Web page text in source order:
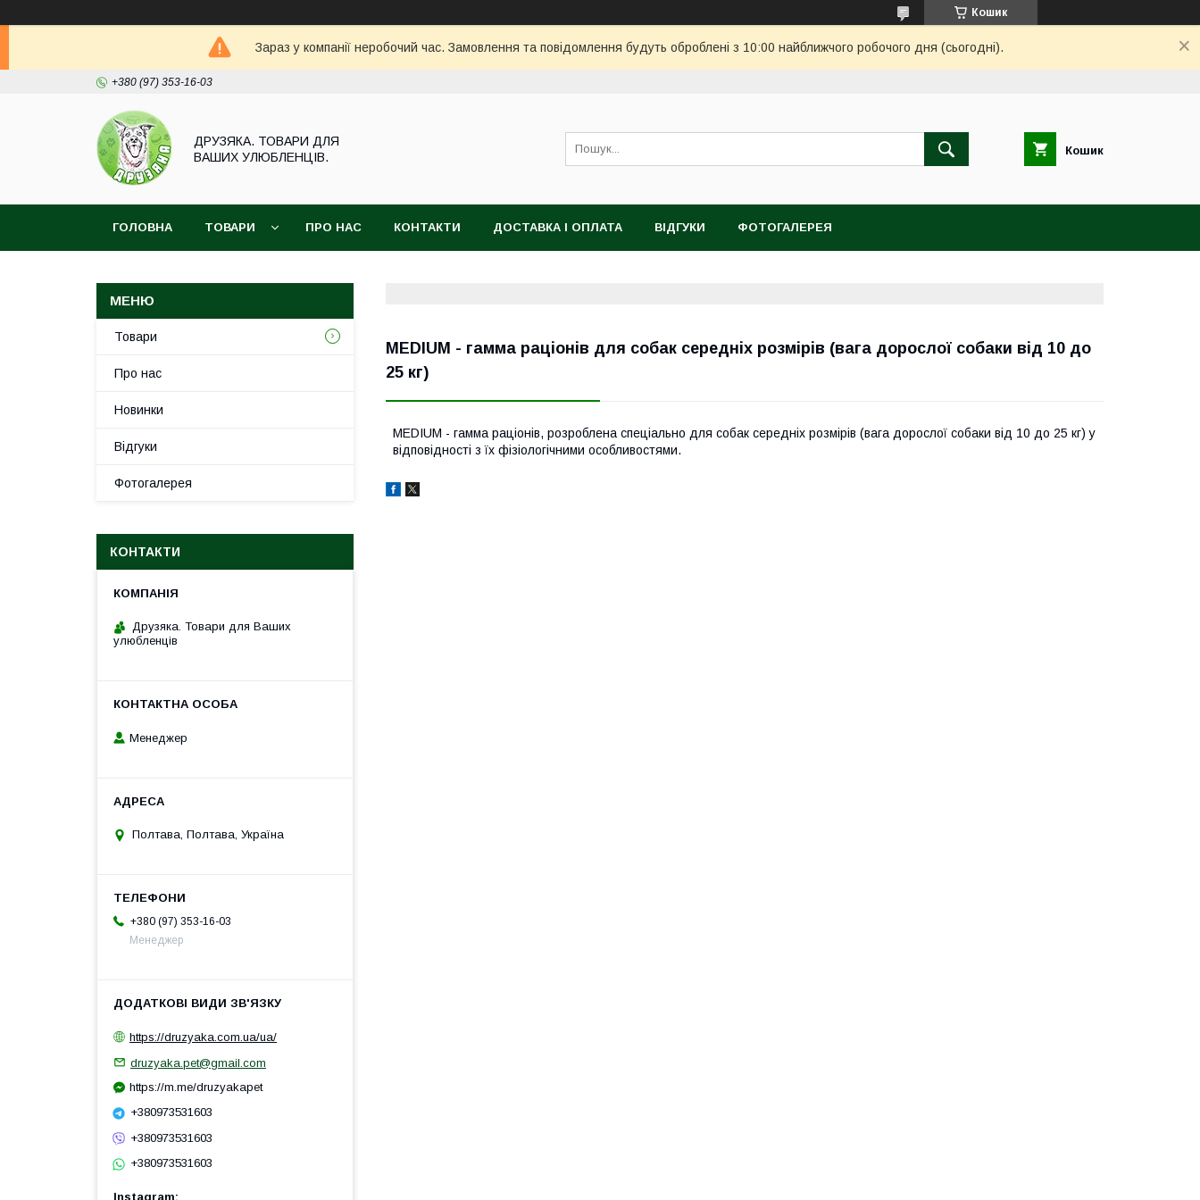
Кошик
Зараз у компанії неробочий час. Замовлення та повідомлення будуть оброблені з 10:00 найближчого робочого дня (сьогодні).
+380 (97) 353-16-03
ДРУЗЯКА. ТОВАРИ ДЛЯ
ВАШИХ УЛЮБЛЕНЦІВ.
Кошик
ГОЛОВНА ТОВАРИ ПРО НАС КОНТАКТИ ДОСТАВКА І ОПЛАТА ВІДГУКИ ФОТОГАЛЕРЕЯ
MEDIUM - гамма раціонів для собак середніх розмірів (вага дорослої собаки від 10 до
25 кг)
MEDIUM - гамма раціонів, розроблена спеціально для собак середніх розмірів (вага дорослої собаки від 10 до 25 кг) у
відповідності з їх фізіологічними особливостями.
Товари
Про нас
Новинки
Відгуки
Фотогалерея
КОНТАКТИ
Друзяка. Товари для Ваших
улюбленців
Менеджер
Полтава, Полтава, Україна
+380 (97) 353-16-03
Менеджер
https://druzyaka.com.ua/ua/
druzyaka.pet@gmail.com
https://m.me/druzyakapet
+380973531603
+380973531603
+380973531603
Instagram